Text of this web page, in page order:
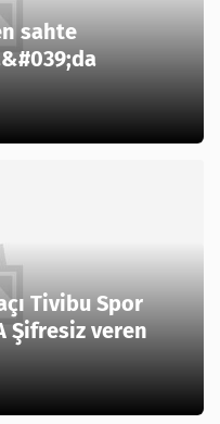
sahte
Tivibu Spor
Şifresiz veren